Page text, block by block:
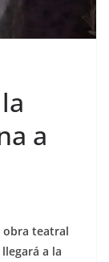
a
obra teatral
a la